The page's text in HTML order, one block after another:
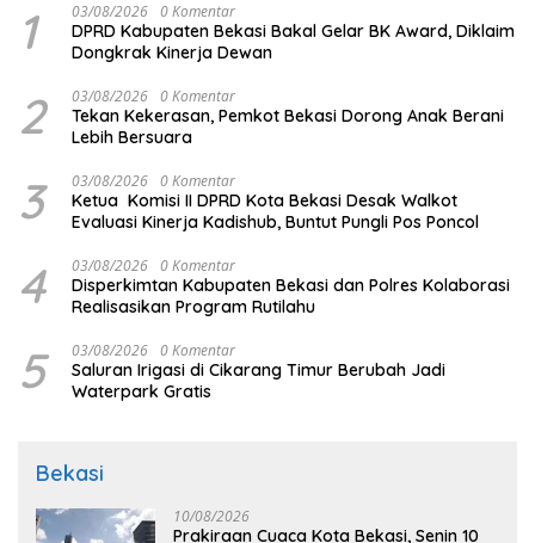
1 03/08/2026 0 Komentar
DPRD Kabupaten Bekasi Bakal Gelar BK Award, Diklaim
Dongkrak Kinerja Dewan
2 03/08/2026 0 Komentar
Tekan Kekerasan, Pemkot Bekasi Dorong Anak Berani
Lebih Bersuara
3 03/08/2026 0 Komentar
Ketua Komisi II DPRD Kota Bekasi Desak Walkot
Evaluasi Kinerja Kadishub, Buntut Pungli Pos Poncol
4 03/08/2026 0 Komentar
Disperkimtan Kabupaten Bekasi dan Polres Kolaborasi
Realisasikan Program Rutilahu
5 03/08/2026 0 Komentar
Saluran Irigasi di Cikarang Timur Berubah Jadi
Waterpark Gratis
Bekasi
10/08/2026
Prakiraan Cuaca Kota Bekasi, Senin 10